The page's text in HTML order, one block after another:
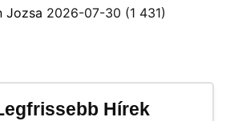
Jozsa 2026-07-30 (1 431)
Hírek